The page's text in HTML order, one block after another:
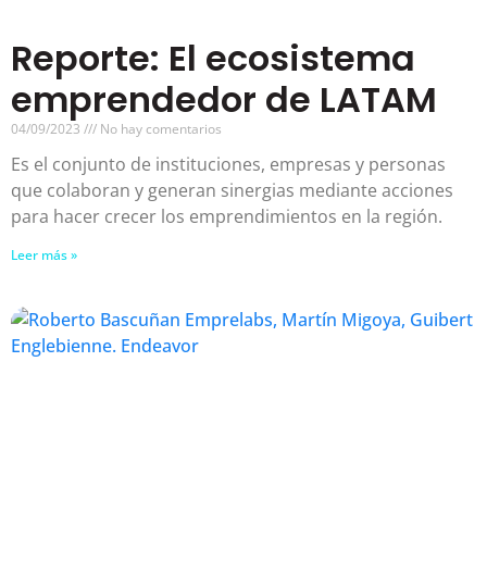
Reporte: El ecosistema
emprendedor de LATAM
04/09/2023 No hay comentarios
Es el conjunto de instituciones, empresas y personas
que colaboran y generan sinergias mediante acciones
para hacer crecer los emprendimientos en la región.
Leer más »